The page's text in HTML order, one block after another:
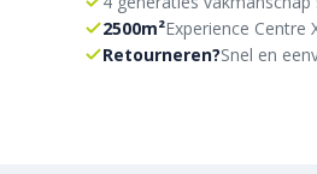
2500m²Experience Centre
Retourneren?Snel en